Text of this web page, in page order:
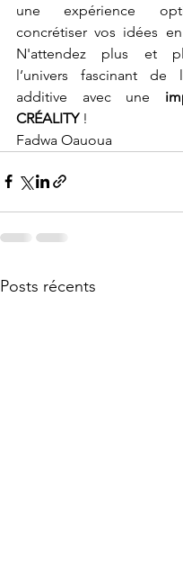
une expérience
concrétiser vos idées
N'attendez plus et
l’univers fascinant de
additive avec une
CRÉALITY !
Fadwa Oauoua
Posts récents